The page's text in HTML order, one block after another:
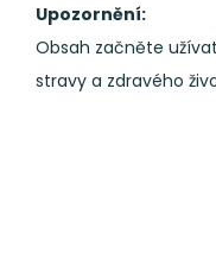
Upozornění:
Obsah začněte
stravy a zdravého